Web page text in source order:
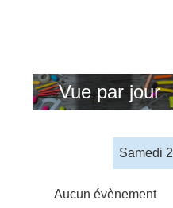
Vue par jour
Samedi
Aucun évènement